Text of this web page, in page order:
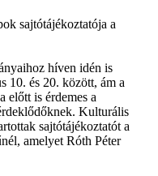
sajtótájékoztatója a
híven idén is
10. és 20. között, ám a
előtt is érdemes a
Kulturális
sajtótájékoztatót a
amelyet Róth Péter